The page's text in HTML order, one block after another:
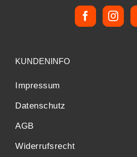
KUNDENINFO
Impressum
Datenschutz
AGB
Widerrufsrecht